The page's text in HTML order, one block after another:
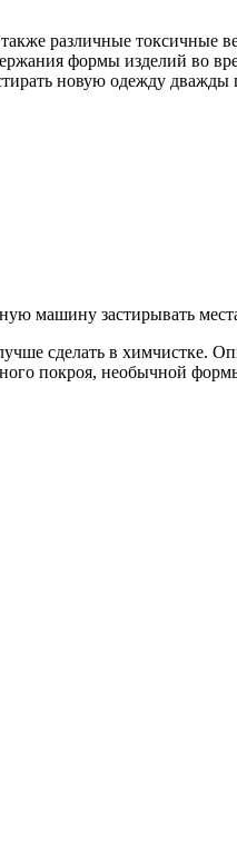
различные
формы изделий во
новую одежду дважды
машину застирывать
сделать в химчистке.
покроя, необычной